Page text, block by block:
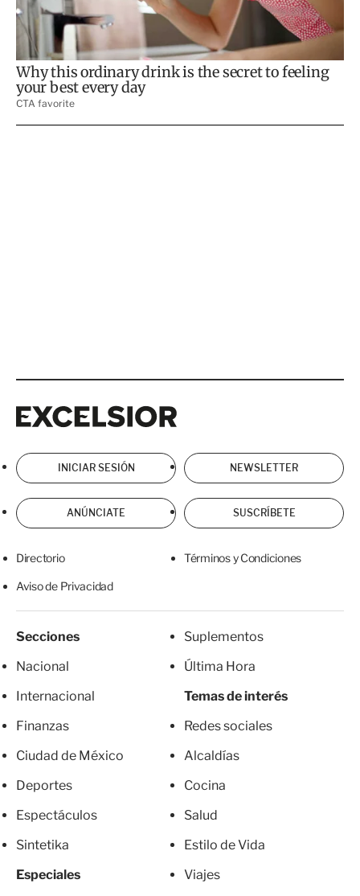
INICIAR SESIÓN NEWSLETTER
ANÚNCIATE SUSCRÍBETE
Directorio Términos y Condiciones
Aviso de Privacidad
Secciones
Nacional
Internacional
Finanzas
Ciudad de México
Deportes
Espectáculos
Sintetika
Especiales
Suplementos
Última Hora
Temas de interés
Redes sociales
Alcaldías
Cocina
Salud
Estilo de Vida
Viajes